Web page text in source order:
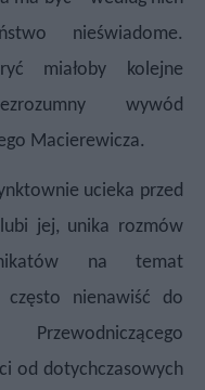
nieświadome.
miałoby kolejne
wywód
Macierewicza.
ucieka przed
jej, unika rozmów
na temat
często nienawiść do
od dotychczasowych